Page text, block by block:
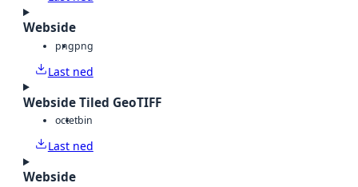
Webside
pngpng
Last ned
Webside Tiled GeoTIFF
octetbin
Last ned
Webside